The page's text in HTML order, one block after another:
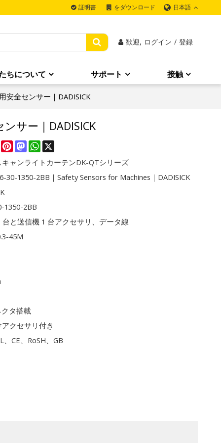
証明書 をダウンロード 日本語
歓迎, ログイン / 登録
ちについて サポート 接触
安全センサー｜DADISICK
サー｜DADISICK
Facebook
PinterestMastodonWhatsApp
キャンライトカーテンDK-QTシリーズ
30-1350-2BB｜Safety Sensors for Machines｜DADISICK
1350-2BB
台と送信機 1 台アクセサリ、データ線
45M
タ搭載
クセサリ付き
、CE、RoSH、GB